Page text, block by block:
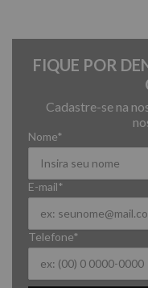
FIQUE POR
Cadastre-se na
Nome*
E-mail*
Telefone*